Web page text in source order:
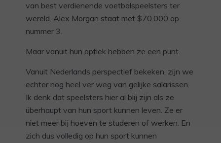
van best verdienende voetbalspeelsters ter
wereld. Alex Morgan staat met $70.000 op
nummer 3.
Maar vanuit hun optiek hebben ze een punt.
Vanuit Nederlands perspectief bekeken, zijn we
echter nog heel ver weg van gelijke salarissen.
Ik denk dat speelsters hier al blij zijn als ze
überhaupt van hun sport kunnen leven. Ze er
niet meer bij hoeven te studeren of werken. En
zich dus volledig op hun sport kunnen